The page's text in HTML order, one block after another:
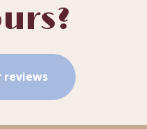
reviews